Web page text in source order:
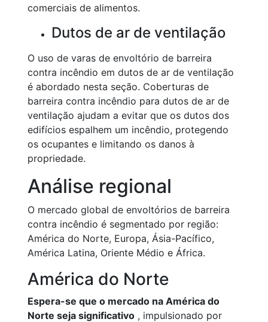
comerciais de alimentos.
Dutos de ar de ventilação
O uso de varas de envoltório de barreira
contra incêndio em dutos de ar de ventilação
é abordado nesta seção. Coberturas de
barreira contra incêndio para dutos de ar de
ventilação ajudam a evitar que os dutos dos
edifícios espalhem um incêndio, protegendo
os ocupantes e limitando os danos à
propriedade.
Análise regional
O mercado global de envoltórios de barreira
contra incêndio é segmentado por região:
América do Norte, Europa, Ásia-Pacífico,
América Latina, Oriente Médio e África.
América do Norte
Espera-se que o mercado na América do
Norte seja significativo , impulsionado por